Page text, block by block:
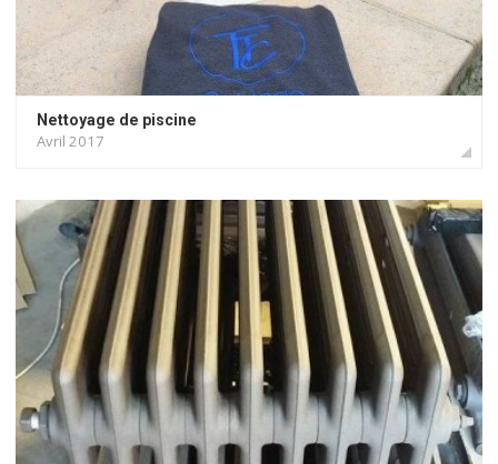
Nettoyage de piscine
Avril 2017